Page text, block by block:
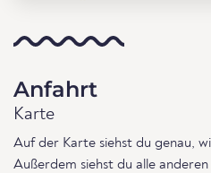
Anfahrt
Karte
Auf der Karte siehst du genau,
Außerdem siehst du alle